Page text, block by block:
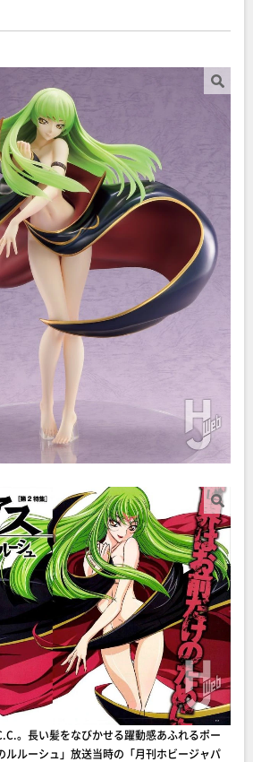
。長い髪をなびかせる躍動感あふれるポー
ルルーシュ」放送当時の「月刊ホビージャパ